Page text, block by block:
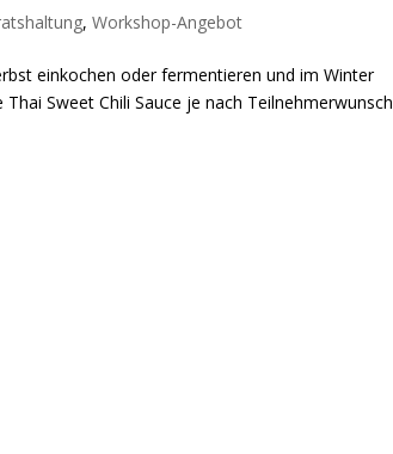
,Workshop-Angebot
einkochen oder fermentieren und im Winter
Sweet Chili Sauce je nach Teilnehmerwunsch